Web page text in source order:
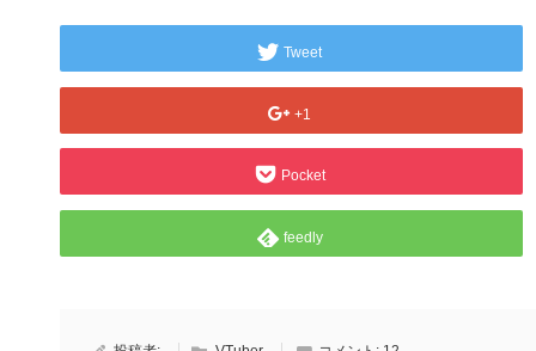
Tweet
+1
Pocket
feedly